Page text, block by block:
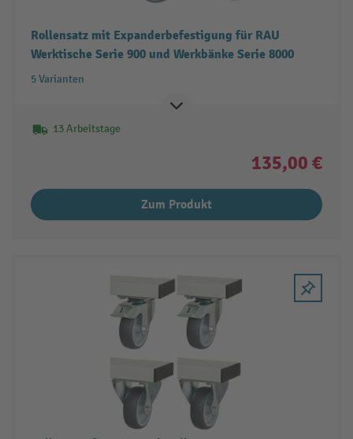
Rollensatz mit Expanderbefestigung für RAU
Werktische Serie 900 und Werkbänke Serie 8000
5 Varianten
13 Arbeitstage
135,00 €
Zum Produkt